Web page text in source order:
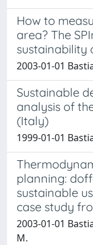
How to
area? The
sustainability
2003-01-01
Sustainable
analysis of
(Italy)
1999-01-01
planning:
sustainable
case study
2003-01-01
M.